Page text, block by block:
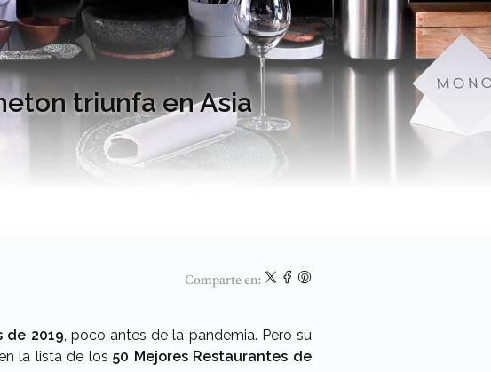
triunfa en Asia
Comparte en:
2019, poco antes de la pandemia. Pero su
la lista de los50 Mejores Restaurantes de